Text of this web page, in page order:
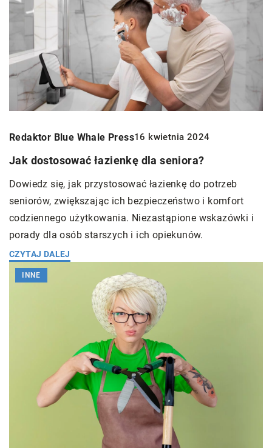
Redaktor Blue Whale Press16 kwietnia 2024
Jak dostosować łazienkę dla seniora?
Dowiedz się, jak przystosować łazienkę do potrzeb
seniorów, zwiększając ich bezpieczeństwo i komfort
codziennego użytkowania. Niezastąpione wskazówki i
porady dla osób starszych i ich opiekunów.
CZYTAJ DALEJ
INNE